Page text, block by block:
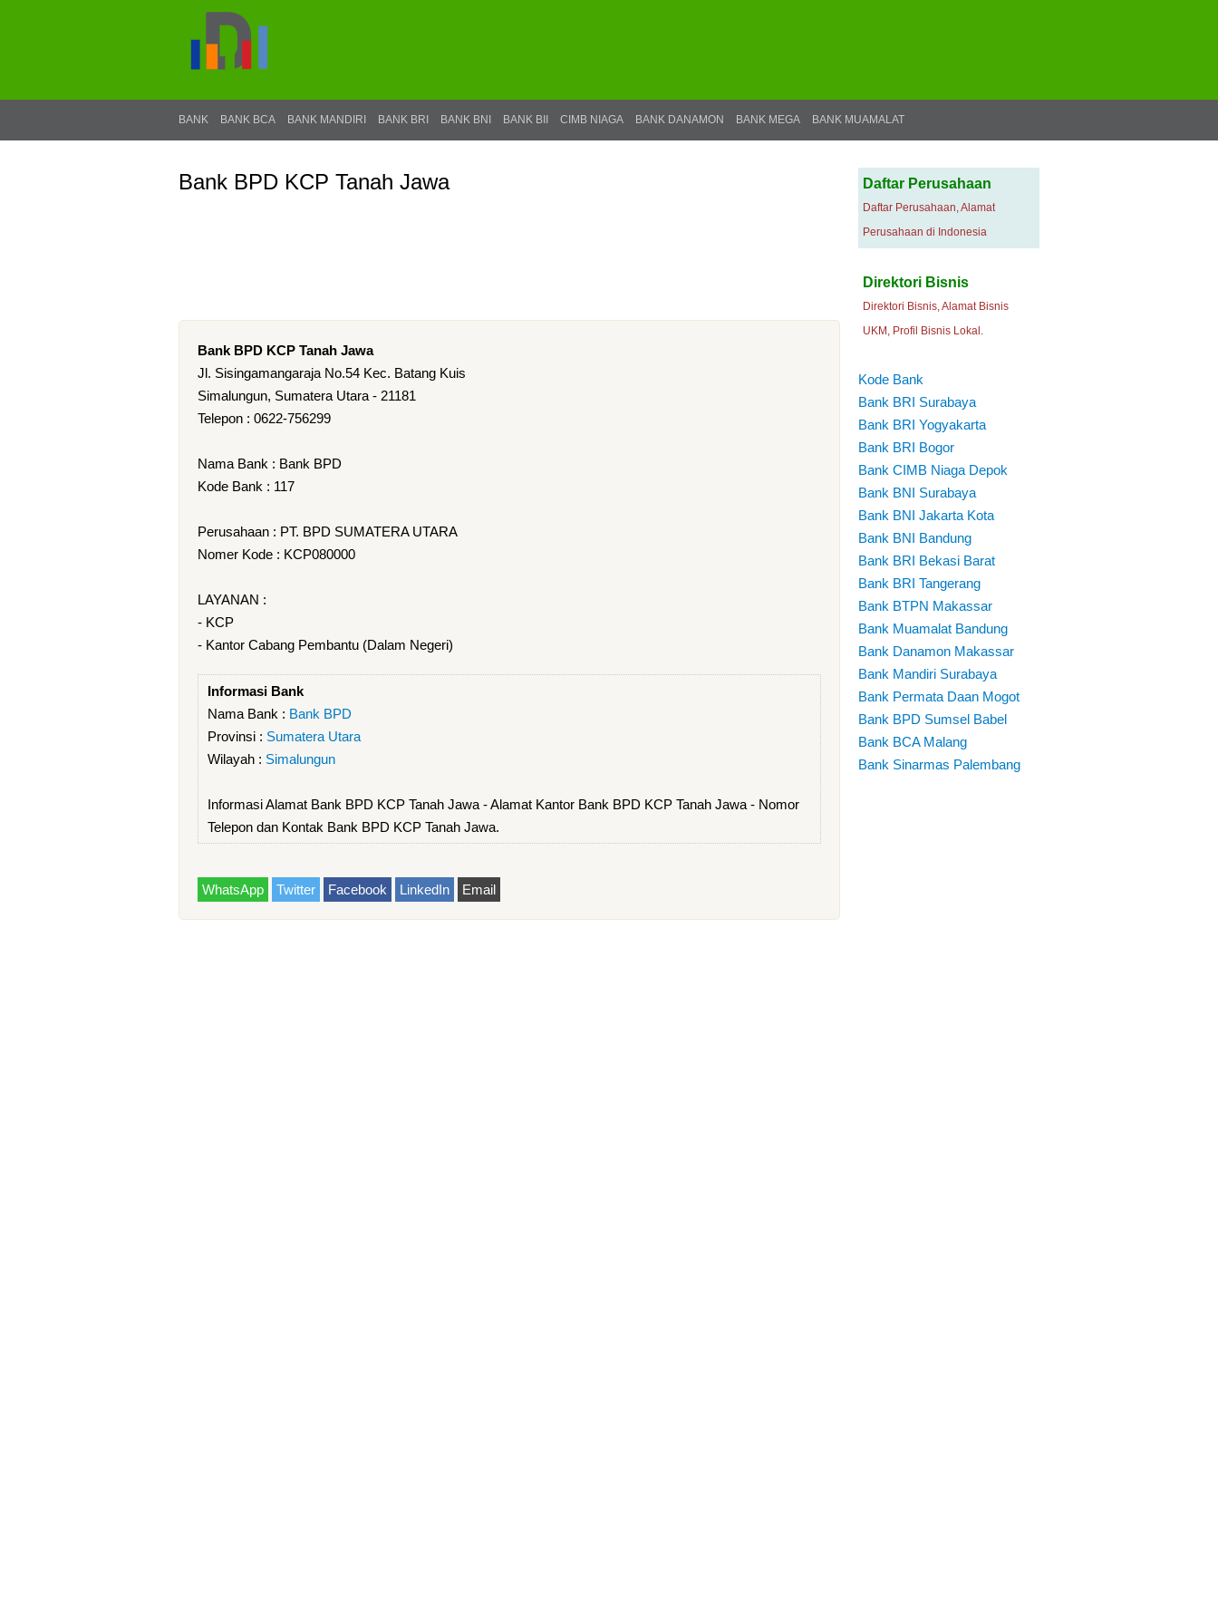
BANK BANK BCA BANK MANDIRI BANK BRI BANK BNI BANK BII CIMB NIAGA BANK DANAMON BANK MEGA BANK MUAMALAT
Bank BPD KCP Tanah Jawa
Bank BPD KCP Tanah Jawa
Jl. Sisingamangaraja No.54 Kec. Batang Kuis
Simalungun, Sumatera Utara - 21181
Telepon : 0622-756299
Nama Bank : Bank BPD
Kode Bank : 117
Perusahaan : PT. BPD SUMATERA UTARA
Nomer Kode : KCP080000
LAYANAN :
- KCP
- Kantor Cabang Pembantu (Dalam Negeri)
Informasi Bank
Nama Bank : Bank BPD
Provinsi : Sumatera Utara
Wilayah : Simalungun
Informasi Alamat Bank BPD KCP Tanah Jawa - Alamat Kantor Bank BPD KCP Tanah Jawa - Nomor
Telepon dan Kontak Bank BPD KCP Tanah Jawa.
WhatsApp Twitter Facebook LinkedIn Email
Daftar Perusahaan
Daftar Perusahaan, Alamat
Perusahaan di Indonesia
Direktori Bisnis
Direktori Bisnis, Alamat Bisnis
UKM, Profil Bisnis Lokal.
Kode Bank
Bank BRI Surabaya
Bank BRI Yogyakarta
Bank BRI Bogor
Bank CIMB Niaga Depok
Bank BNI Surabaya
Bank BNI Jakarta Kota
Bank BNI Bandung
Bank BRI Bekasi Barat
Bank BRI Tangerang
Bank BTPN Makassar
Bank Muamalat Bandung
Bank Danamon Makassar
Bank Mandiri Surabaya
Bank Permata Daan Mogot
Bank BPD Sumsel Babel
Bank BCA Malang
Bank Sinarmas Palembang